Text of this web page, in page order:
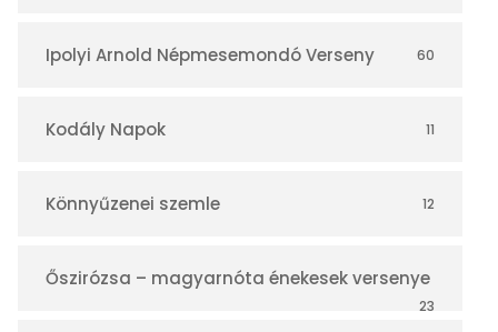
Ipolyi Arnold Népmesemondó Verseny 60
Kodály Napok 11
Könnyűzenei szemle 12
Őszirózsa – magyarnóta énekesek versenye
23